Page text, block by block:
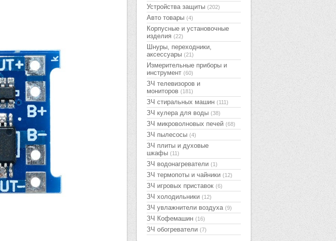
Устройства защиты (202)
Авто товары (4)
Корпусные и установочные
изделия (22)
Шнуры, переходники,
аксессуары (21)
Измерительные приборы и
инструмент (60)
ЗЧ телевизоров и
мониторов (181)
ЗЧ стиральных машин (111)
ЗЧ кулера для воды (38)
ЗЧ микроволновых печей (68)
ЗЧ пылесосы (4)
ЗЧ плиты и духовые
шкафы (11)
ЗЧ водонагреватели (1)
ЗЧ термопоты и чайники (12)
ЗЧ игровых приставок (6)
ЗЧ холодильники (12)
ЗЧ увлажнители воздуха (9)
ЗЧ Кофемашин (16)
ЗЧ обогреватели (7)